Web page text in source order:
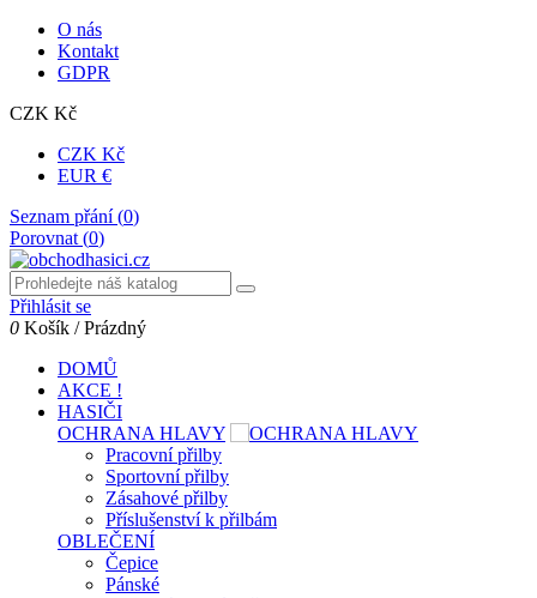
O nás
Kontakt
GDPR
CZK Kč
CZK Kč
EUR €
Seznam přání (0)
Porovnat (0)
Přihlásit se
0 Košík /Prázdný
DOMŮ
AKCE !
HASIČI
OCHRANA HLAVY
Pracovní přilby
Sportovní přilby
Zásahové přilby
Příslušenství k přilbám
OBLEČENÍ
Čepice
Pánské